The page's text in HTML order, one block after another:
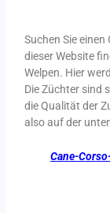
Suchen Sie
dieser Website
Welpen. Hier
Die Züchter sind
die Qualität der
also auf der
Cane-